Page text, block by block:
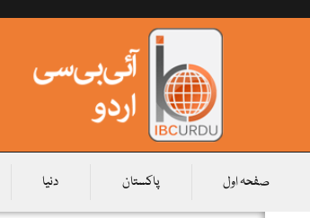
صفحہ اول پاکستان دنیا